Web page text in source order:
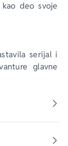
deo svoje
serijal i
glavne